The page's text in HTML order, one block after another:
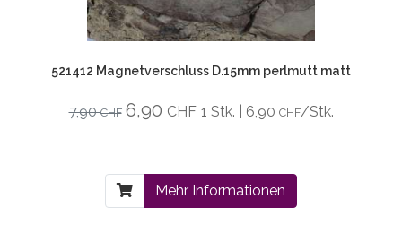
521412 Magnetverschluss D.15mm perlmutt matt
7,90CHF 6,90 CHF 1 Stk. | 6,90 CHF/Stk.
Mehr Informationen